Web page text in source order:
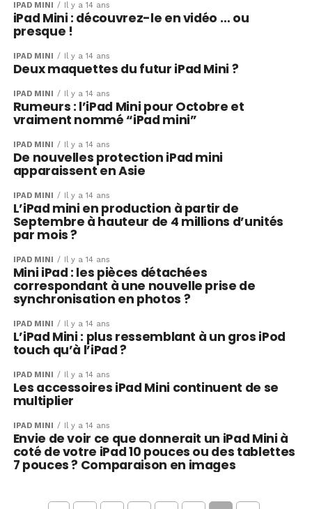
IPAD MINI Il y a 14 ans
iPad Mini : découvrez-le en vidéo … ou
presque !
IPAD MINI Il y a 14 ans
Deux maquettes du futur iPad Mini ?
IPAD MINI Il y a 14 ans
Rumeurs : l’iPad Mini pour Octobre et
vraiment nommé “iPad mini”
IPAD MINI Il y a 14 ans
De nouvelles protection iPad mini
apparaissent en Asie
IPAD MINI Il y a 14 ans
L’iPad mini en production à partir de
Septembre à hauteur de 4 millions d’unités
par mois ?
IPAD MINI Il y a 14 ans
Mini iPad : les pièces détachées
correspondant à une nouvelle prise de
synchronisation en photos ?
IPAD MINI Il y a 14 ans
L’iPad Mini : plus ressemblant à un gros iPod
touch qu’à l’iPad ?
IPAD MINI Il y a 14 ans
Les accessoires iPad Mini continuent de se
multiplier
IPAD MINI Il y a 14 ans
Envie de voir ce que donnerait un iPad Mini à
coté de votre iPad 10 pouces ou des tablettes
7 pouces ? Comparaison en images